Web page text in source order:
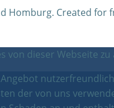
Homburg. Created for
von dieser Webseite zu
der von uns